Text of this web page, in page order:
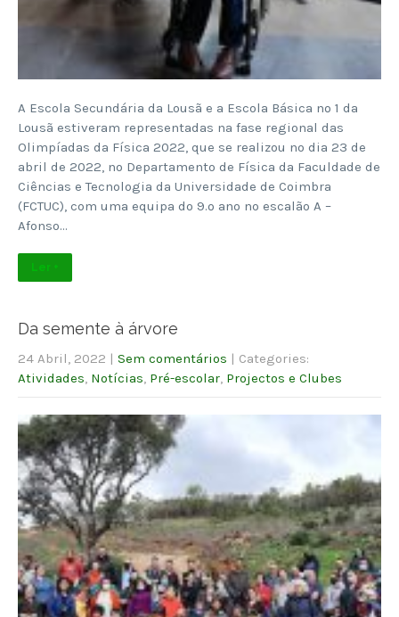
A Escola Secundária da Lousã e a Escola Básica nº 1 da
Lousã estiveram representadas na fase regional das
Olimpíadas da Física 2022, que se realizou no dia 23 de
abril de 2022, no Departamento de Física da Faculdade de
Ciências e Tecnologia da Universidade de Coimbra
(FCTUC), com uma equipa do 9.º ano no escalão A –
Afonso…
Ler +
Da semente à árvore
24 Abril, 2022 | Sem comentários | Categories:
Atividades, Notícias, Pré-escolar, Projectos e Clubes